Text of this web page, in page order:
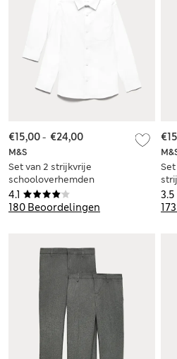
4.1
180 Beoordelingen
M&S
Set van 2 strijkvrije
schooloverhemden
met slanke pasvorm
voor jongens (2-18
€15,00- €24,00
3.5